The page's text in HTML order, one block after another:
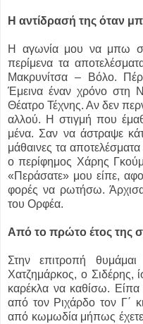
Η αντίδρασή της όταν
Η αγωνία μου να μπω
περίμενα τα
Μακρυνίτσα – Βόλο.
Έμεινα έναν χρόνο στη
Θέατρο Τέχνης. Αν δεν
αλλού. Η στιγμή που
μένα. Σαν να άστραψε
μάθαινες τα
ο περίφημος Χάρης
«Περάσατε» μου είπε,
φορές να ρωτήσω.
του Ορφέα.
Από το πρώτο έτος της
Στην επιτροπή
Χατζημάρκος, ο Σιδέρης,
καρέκλα να καθίσω. Είπα
από τον Ριχάρδο τον Γ΄
από κωμωδία μήπως